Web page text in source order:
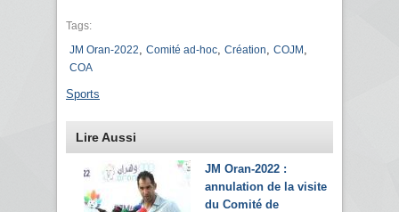
Tags:
JM Oran-2022
Comité ad-hoc Création COJM
COA
Sports
Lire Aussi
JM Oran-2022 :
annulation de la visite
du Comité de